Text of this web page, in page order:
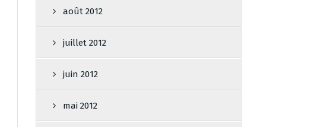
août 2012
juillet 2012
juin 2012
mai 2012